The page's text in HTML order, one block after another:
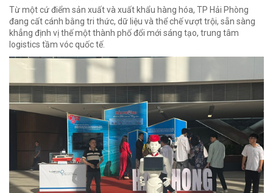
Từ một cứ điểm sản xuất và xuất khẩu hàng hóa, TP Hải Phòng
đang cất cánh bằng tri thức, dữ liệu và thể chế vượt trội, sẵn sàng
khẳng định vị thế một thành phố đổi mới sáng tạo, trung tâm
logistics tầm vóc quốc tế.